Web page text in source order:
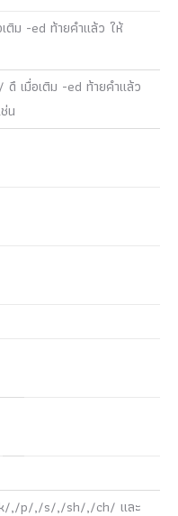
ติม -ed ท้ายคำแล้ว ให้
ดึ เมื่อเติม -ed ท้ายคำแล้ว
น
k/,/p/,/s/,/sh/,/ch/ และ